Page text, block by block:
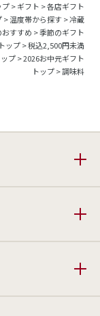
プ>ギフト >各店ギフト
>温度帯から探す >冷蔵
すすめ >季節のギフト
トップ>税込2,500円未満
ップ>2026お中元ギフト
トップ>調味料